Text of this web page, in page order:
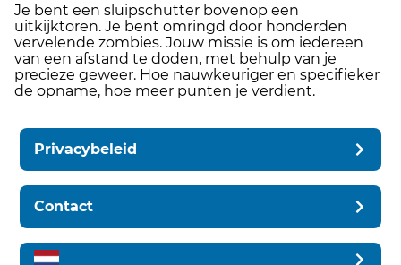
Je bent een sluipschutter bovenop een
uitkijktoren. Je bent omringd door honderden
vervelende zombies. Jouw missie is om iedereen
van een afstand te doden, met behulp van je
precieze geweer. Hoe nauwkeuriger en specifieker
de opname, hoe meer punten je verdient.
Privacybeleid
Contact